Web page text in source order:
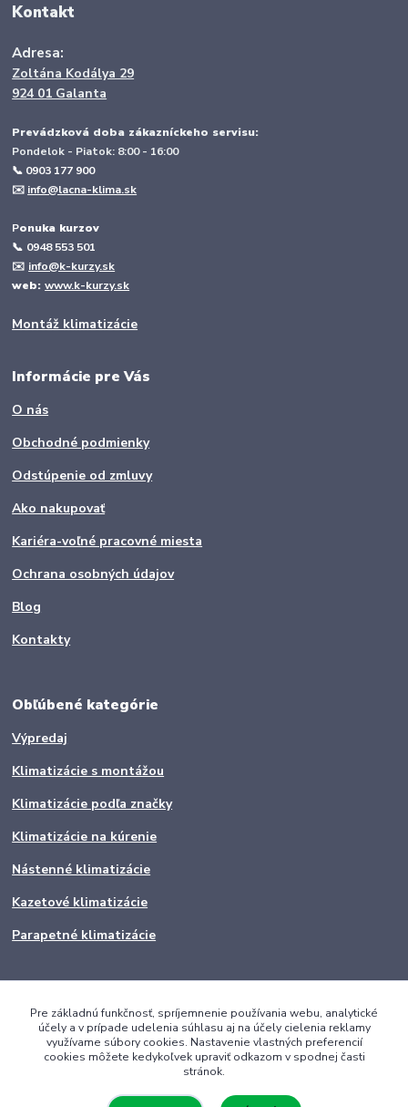
Kontakt
Adresa:
Zoltána Kodálya 29
924 01 Galanta
Prevádzková doba zákazníckeho servisu:
Pondelok - Piatok: 8:00 - 16:00
📞 0903 177 900
✉️ info@lacna-klima.sk
Ponuka kurzov
📞 0948 553 501
✉️ info@k-kurzy.sk
web:www.k-kurzy.sk
Montáž klimatizácie
Informácie pre Vás
O nás
Obchodné podmienky
Odstúpenie od zmluvy
Ako nakupovať
Kariéra-voľné pracovné miesta
Ochrana osobných údajov
Blog
Kontakty
Obľúbené kategórie
Výpredaj
Klimatizácie s montážou
Klimatizácie podľa značky
Klimatizácie na kúrenie
Nástenné klimatizácie
Kazetové klimatizácie
Parapetné klimatizácie
Pre základnú funkčnosť, spríjemnenie používania webu, analytické
účely a v prípade udelenia súhlasu aj na účely cielenia reklamy
využívame súbory cookies. Nastavenie vlastných preferencií
cookies môžete kedykoľvek upraviť odkazom v spodnej časti
stránok.